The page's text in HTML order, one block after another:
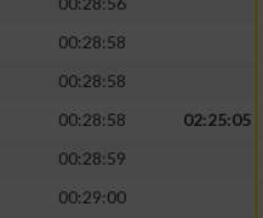
00:28:58
00:28:58
00:28:58
02:25:05
00:28:59
00:29:00